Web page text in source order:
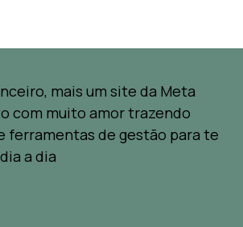
mais um site da Meta
com muito amor trazendo
ferramentas de gestão para te
a dia